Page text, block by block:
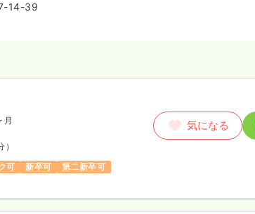
じめデイケアなど
的に取り組んでい
14-39
月
）
可 新卒可
第二新卒可
気になる